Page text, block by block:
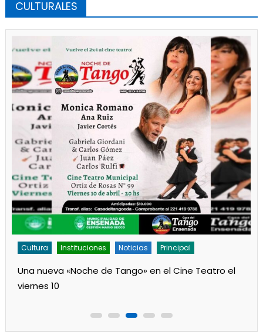
CULTURALES
Cultura Instituciones Noticias Principal
Una nueva «Noche de Tango» en el Cine Teatro el
viernes 10